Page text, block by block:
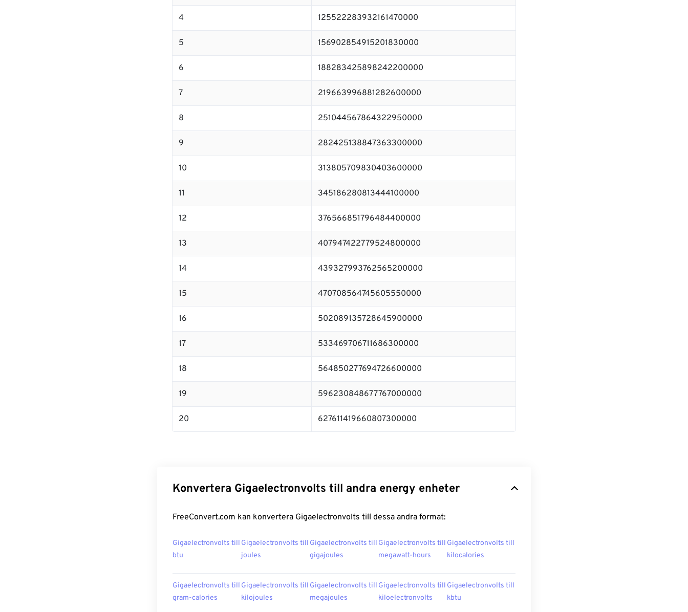
4 125522283932161470000
5 156902854915201830000
6 188283425898242200000
7 219663996881282600000
8 251044567864322950000
9 282425138847363300000
10 313805709830403600000
11 345186280813444100000
12 376566851796484400000
13 407947422779524800000
14 439327993762565200000
15 470708564745605550000
16 502089135728645900000
17 533469706711686300000
18 564850277694726600000
19 596230848677767000000
20 627611419660807300000
Konvertera Gigaelectronvolts till andra energy enheter
FreeConvert.com kan konvertera Gigaelectronvolts till dessa andra format:
Gigaelectronvolts till
btu
Gigaelectronvolts till
joules
Gigaelectronvolts till
gigajoules
Gigaelectronvolts till
megawatt-hours
Gigaelectronvolts till
kilocalories
Gigaelectronvolts till
gram-calories
Gigaelectronvolts till
kilojoules
Gigaelectronvolts till
megajoules
Gigaelectronvolts till
kiloelectronvolts
Gigaelectronvolts till
kbtu